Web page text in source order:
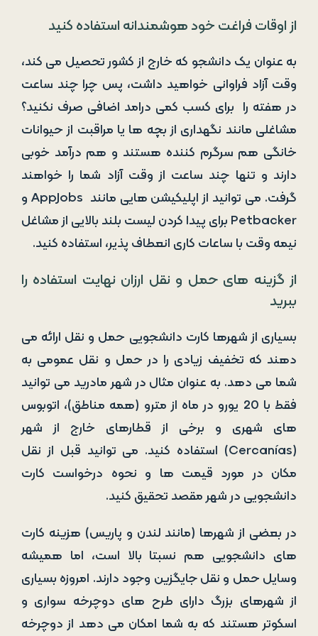
از اوقات فراغت خود هوشمندانه استفاده کنید
به عنوان یک دانشجو که خارج از کشور تحصیل می کند،
وقت آزاد فراوانی خواهید داشت، پس چرا چند ساعت
در هفته را برای کسب کمی درامد اضافی صرف نکنید؟
مشاغلی مانند نگهداری از بچه ها یا مراقبت از حیوانات
خانگی هم سرگرم کننده هستند و هم درآمد خوبی
دارند و تنها چند ساعت از وقت آزاد شما را خواهند
گرفت. می توانید از اپلیکیشن هایی مانند AppJobs و
Petbacker برای پیدا کردن لیست بلند بالایی از مشاغل
نیمه وقت با ساعات کاری انعطاف پذیر، استفاده کنید.
از گزینه های حمل و نقل ارزان نهایت استفاده را
ببرید
بسیاری از شهرها کارت دانشجویی حمل و نقل ارائه می
دهند که تخفیف زیادی را در حمل و نقل عمومی به
شما می دهد. به عنوان مثال در شهر مادرید می توانید
فقط با 20 یورو در ماه از مترو (همه مناطق)، اتوبوس
های شهری و برخی از قطارهای خارج از شهر
(Cercanías) استفاده کنید. می توانید قبل از نقل
مکان در مورد قیمت ها و نحوه درخواست کارت
دانشجویی در شهر مقصد تحقیق کنید.
در بعضی از شهرها (مانند لندن و پاریس) هزینه کارت
های دانشجویی هم نسبتا بالا است، اما همیشه
وسایل حمل و نقل جایگزین وجود دارند. امروزه بسیاری
از شهرهای بزرگ دارای طرح های دوچرخه سواری و
اسکوتر هستند که به شما امکان می دهد از دوچرخه